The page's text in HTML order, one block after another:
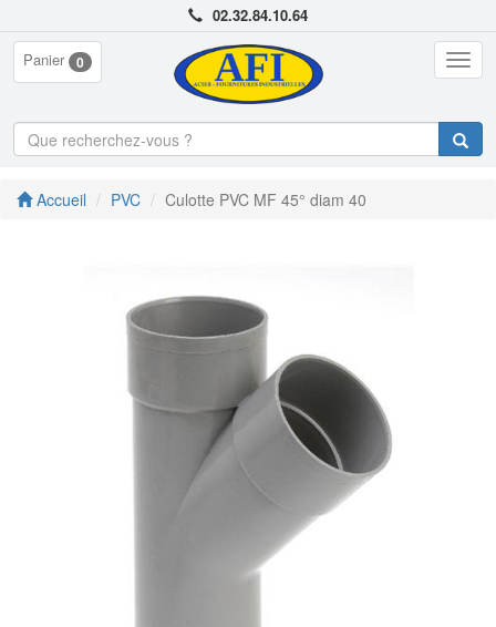
02.32.84.10.64
Panier 0
Accueil PVC Culotte PVC MF 45° diam 40